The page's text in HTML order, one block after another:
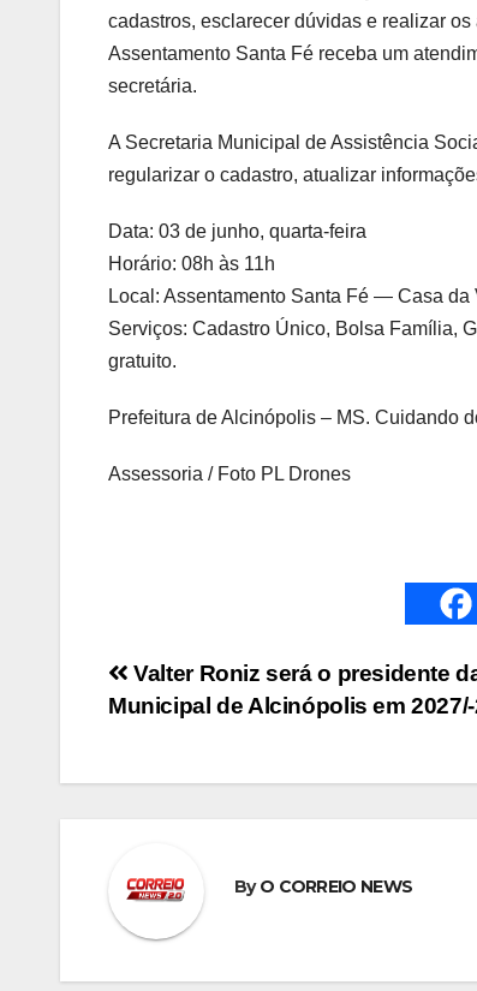
cadastros, esclarecer dúvidas e realizar
Assentamento Santa Fé receba um
secretária.
A Secretaria Municipal de Assistência
regularizar o cadastro, atualizar
Data: 03 de junho, quarta-feira
Horário: 08h às 11h
Local: Assentamento Santa Fé — Casa da
Serviços: Cadastro Único, Bolsa Família,
gratuito.
Prefeitura de Alcinópolis – MS. Cuidando
Assessoria / Foto PL Drones
Navegação
Post
Valter Roniz será o presidente
Municipal de Alcinópolis em
ByO CORREIO NEWS